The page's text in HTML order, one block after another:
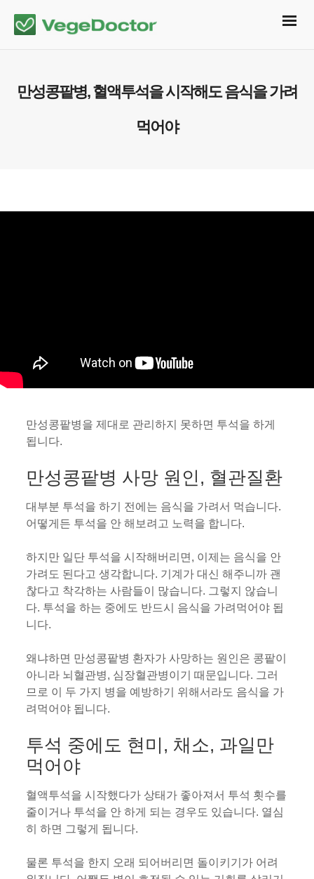
만성콩팥병, 혈액투석을 시작해도 음식을 가려
먹어야
만성콩팥병을 제대로 관리하지 못하면 투석을 하게
됩니다.
만성콩팥병 사망 원인, 혈관질환
대부분 투석을 하기 전에는 음식을 가려서 먹습니다.
어떻게든 투석을 안 해보려고 노력을 합니다.
하지만 일단 투석을 시작해버리면, 이제는 음식을 안
가려도 된다고 생각합니다. 기계가 대신 해주니까 괜
찮다고 착각하는 사람들이 많습니다. 그렇지 않습니
다. 투석을 하는 중에도 반드시 음식을 가려먹어야 됩
니다.
왜냐하면 만성콩팥병 환자가 사망하는 원인은 콩팥이
아니라 뇌혈관병, 심장혈관병이기 때문입니다. 그러
므로 이 두 가지 병을 예방하기 위해서라도 음식을 가
려먹어야 됩니다.
투석 중에도 현미, 채소, 과일만
먹어야
혈액투석을 시작했다가 상태가 좋아져서 투석 횟수를
줄이거나 투석을 안 하게 되는 경우도 있습니다. 열심
히 하면 그렇게 됩니다.
물론 투석을 한지 오래 되어버리면 돌이키기가 어려